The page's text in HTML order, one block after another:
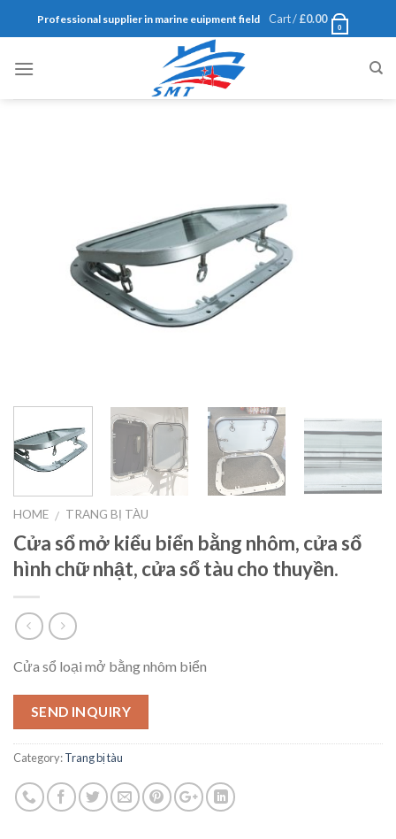
Professional supplier in marine euipment field Cart /£0.00
0
HOME / TRANG BỊ TÀU
Cửa sổ mở kiểu biển bằng nhôm, cửa sổ
hình chữ nhật, cửa sổ tàu cho thuyền.
Cửa sổ loại mở bằng nhôm biển
SEND INQUIRY
Category:Trang bị tàu